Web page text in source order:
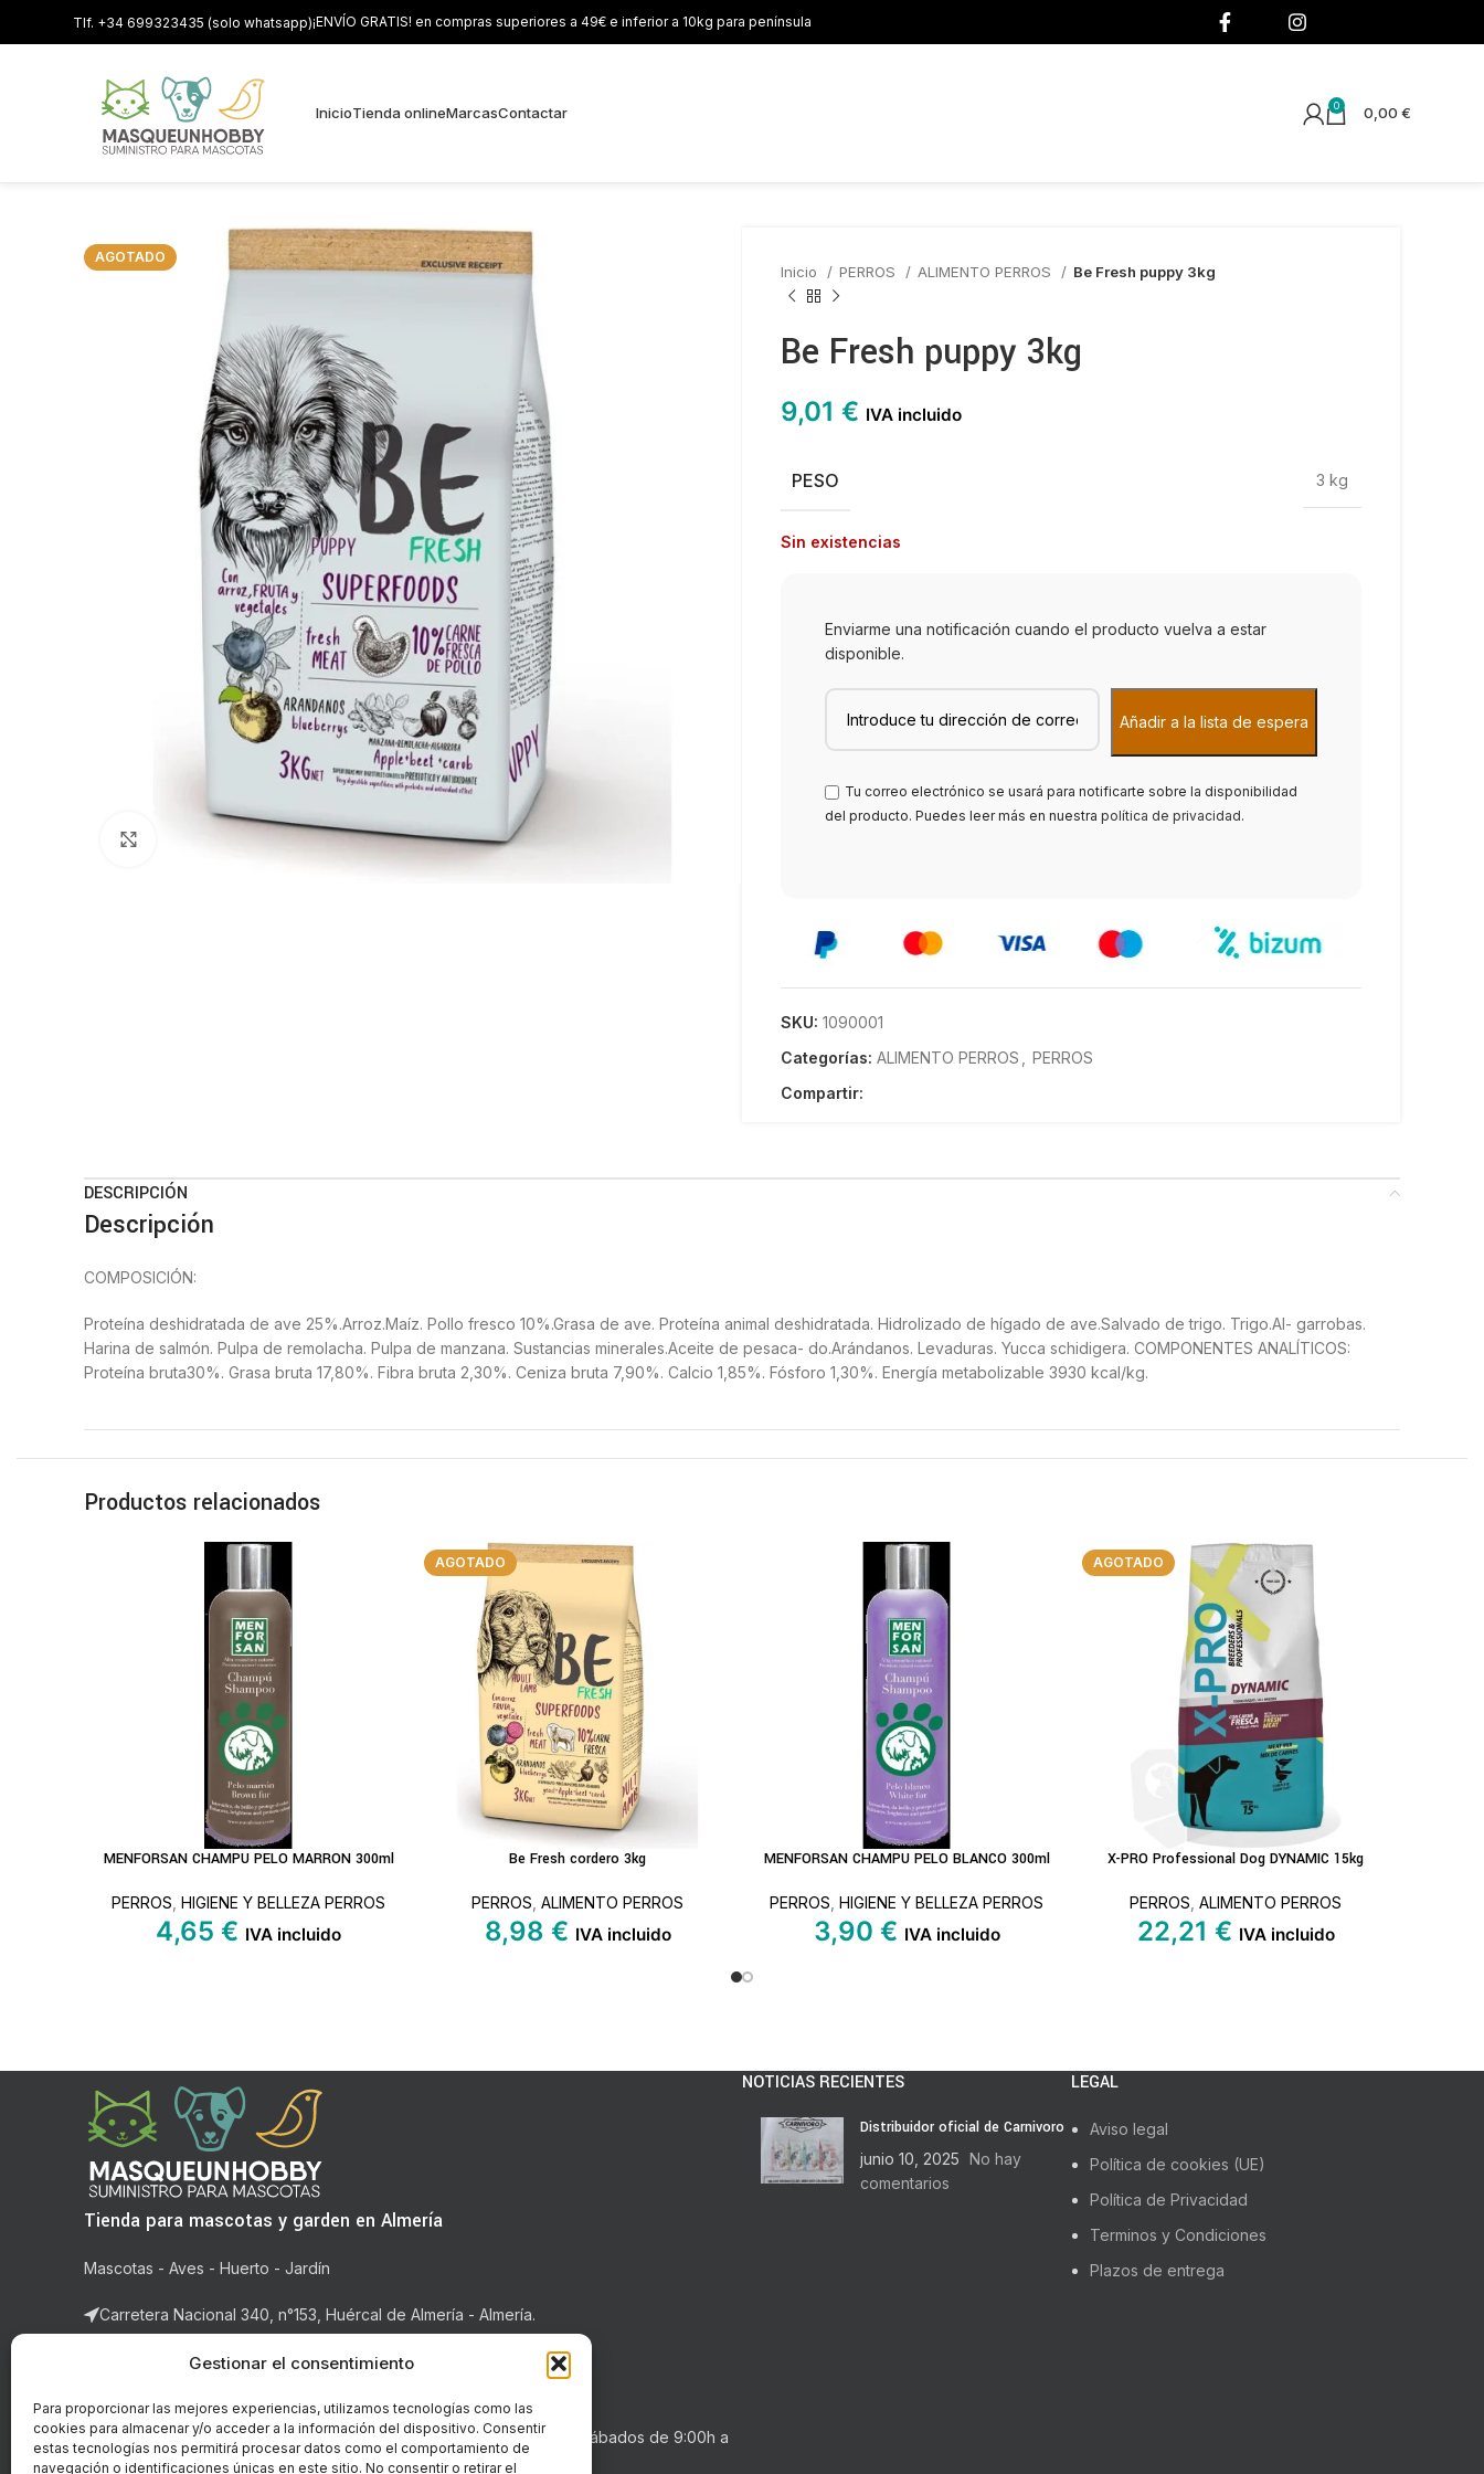
Gestionar el consentimiento
Para proporcionar las mejores experiencias, utilizamos tecnologías como las
cookies para almacenar y/o acceder a la información del dispositivo. Consentir
estas tecnologías nos permitirá procesar datos como el comportamiento de
navegación o identificaciones únicas en este sitio. No consentir o retirar el
Tlf. +34 699323435 (solo whatsapp)¡ENVÍO GRATIS! en compras superiores a 49€ e inferior a 10kg para península
InicioTienda onlineMarcasContactar 0 0,00 €
AGOTADO
Haga clic para ampliar
Inicio PERROS ALIMENTO PERROS Be Fresh puppy 3kg
Be Fresh puppy 3kg
9,01 € IVA incluido
PESO 3 kg
Sin existencias
Enviarme una notificación cuando el producto vuelva a estar
disponible.
Tu correo electrónico se usará para notificarte sobre la disponibilidad
del producto. Puedes leer más en nuestra política de privacidad.
SKU: 1090001
Categorías: ALIMENTO PERROS
PERROS
Compartir:
DESCRIPCIÓN
Descripción
COMPOSICIÓN:
Proteína deshidratada de ave 25%.Arroz.Maíz. Pollo fresco 10%.Grasa de ave. Proteína animal deshidratada. Hidrolizado de hígado de ave.Salvado de trigo. Trigo.Al- garrobas.
Harina de salmón. Pulpa de remolacha. Pulpa de manzana. Sustancias minerales.Aceite de pesaca- do.Arándanos. Levaduras. Yucca schidigera. COMPONENTES ANALÍTICOS:
Proteína bruta30%. Grasa bruta 17,80%. Fibra bruta 2,30%. Ceniza bruta 7,90%. Calcio 1,85%. Fósforo 1,30%. Energía metabolizable 3930 kcal/kg.
Productos relacionados
AÑADIR AL CARRITO
MENFORSAN CHAMPU PELO MARRON 300ml
PERROS HIGIENE Y BELLEZA PERROS
4,65 € IVA incluido
AGOTADO
Be Fresh cordero 3kg
PERROS ALIMENTO PERROS
8,98 € IVA incluido
AÑADIR AL CARRITO
MENFORSAN CHAMPU PELO BLANCO 300ml
PERROS HIGIENE Y BELLEZA PERROS
3,90 € IVA incluido
AGOTADO
LEER MÁS
X-PRO Professional Dog DYNAMIC 15kg
PERROS ALIMENTO PERROS
22,21 € IVA incluido
Tienda para mascotas y garden en Almería
Mascotas - Aves - Huerto - Jardín
Carretera Nacional 340, n°153, Huércal de Almería - Almería.
Correo: ventas@masqueunhobby.com
Horario: de lunes a viernes de 9:00h. a 14h y de 16:30h a 20:30h . Sábados de 9:00h a
14:00h.
NOTICIAS RECIENTES
Distribuidor oficial de Carnivoro
junio 10, 2025 No hay
comentarios
LEGAL
Aviso legal
Política de cookies (UE)
Política de Privacidad
Terminos y Condiciones
Plazos de entrega